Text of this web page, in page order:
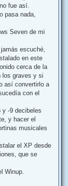
fue así.
pasa nada,
Seven de mi
escuché,
en este
cerca de la
los graves y si
así convertirlo a
con el
y -9 decibeles
y hacer el
musicales
el XP desde
que se
Winup.